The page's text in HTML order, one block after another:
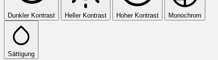
Dunkler Kontrast Heller Kontrast Hoher Kontrast Monochrom
Sättigung